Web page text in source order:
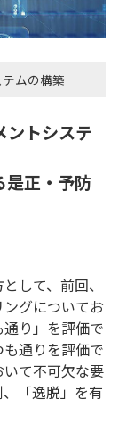
ムの構築
ントシステ
是正・予防
して、前回、
グについてお
り」を評価で
通りを評価で
て不可欠な要
「逸脱」を有